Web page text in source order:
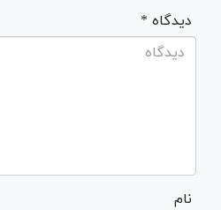
* دیدگاه
نام